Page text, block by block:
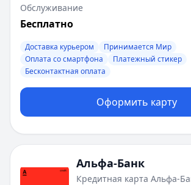
Обслуживание
Бесплатно
Доставка курьером
Принимается Мир
Оплата со смартфона
Платежный стикер
Бесконтактная оплата
Оформить карту
Альфа-Банк
Кредитная карта Альфа-